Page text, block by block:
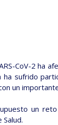
CoV-2 ha
ha sufrido
un
un